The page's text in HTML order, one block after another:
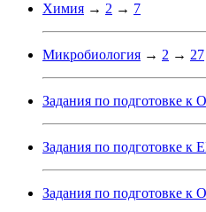
Химия → 2 → 7
Микробиология → 2 → 27
Задания по подготовке к
Задания по подготовке к
Задания по подготовке к